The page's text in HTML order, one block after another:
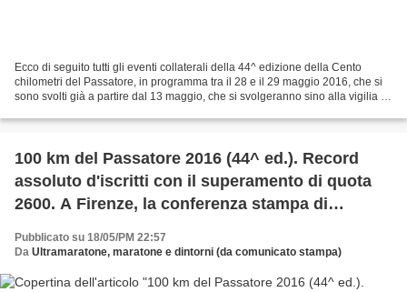
Ecco di seguito tutti gli eventi collaterali della 44^ edizione della Cento
chilometri del Passatore, in programma tra il 28 e il 29 maggio 2016, che si
sono svolti già a partire dal 13 maggio, che si svolgeranno sino alla vigilia e
100 km del Passatore 2016 (44^ ed.). Record
assoluto d'iscritti con il superamento di quota
2600. A Firenze, la conferenza stampa di
Pubblicato su 18/05/PM 22:57
Da Ultramaratone, maratone e dintorni (da comunicato stampa)